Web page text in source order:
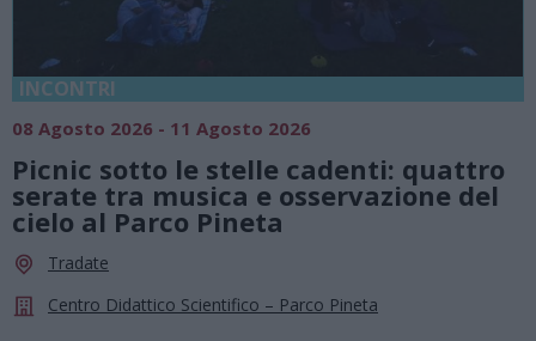
INCONTRI
08 Agosto 2026 - 11 Agosto 2026
Picnic sotto le stelle cadenti: quattro
serate tra musica e osservazione del
cielo al Parco Pineta
Tradate
Centro Didattico Scientifico – Parco Pineta